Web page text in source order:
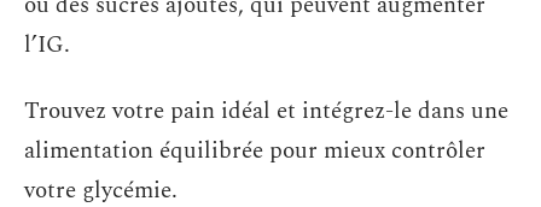
l’IG.
Trouvez votre pain idéal et intégrez-le dans une
alimentation équilibrée pour mieux contrôler
votre glycémie.